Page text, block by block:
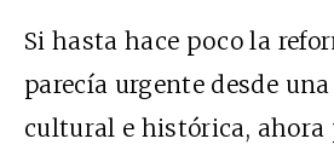
Si hasta hace poco la
parecía urgente desde
cultural e histórica, ahora